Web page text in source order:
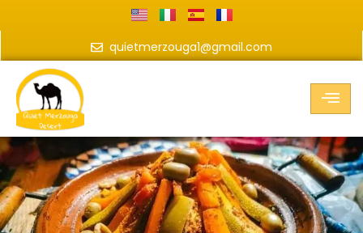
quietmerzouga1@gmail.com